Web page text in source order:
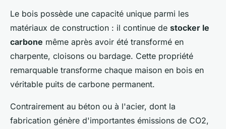
Le bois possède une capacité unique parmi les
matériaux de construction : il continue de stocker le
carbone même après avoir été transformé en
charpente, cloisons ou bardage. Cette propriété
remarquable transforme chaque maison en bois en
véritable puits de carbone permanent.
Contrairement au béton ou à l'acier, dont la
fabrication génère d'importantes émissions de CO2,